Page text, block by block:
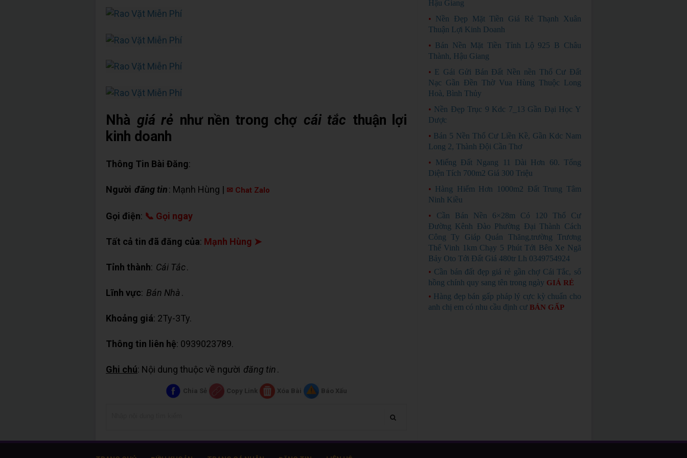
Nhà giá rẻ như nền trong chợ cái tắc thuận lợi
kinh doanh
Thông Tin Bài Đăng:
Người đăng tin: Mạnh Hùng | ✉ Chat Zalo
Gọi điện: 📞 Gọi ngay
Tất cả tin đã đăng của: Mạnh Hùng ➤
Tỉnh thành: Cái Tắc.
Lĩnh vực: Bán Nhà .
Khoảng giá: 2Ty-3Ty.
Thông tin liên hệ: 0939023789.
Ghi chú: Nội dung thuộc về người đăng tin.
Chia Sẻ Copy Link Xóa Bài Báo Xấu
Hậu Giang
• Nền Đẹp Mặt Tiền Giá Rẻ Thạnh Xuân
Thuận Lợi Kinh Doanh
• Bán Nền Mặt Tiền Tỉnh Lộ 925 B Châu
Thành, Hậu Giang
• E Gái Gửi Bán Đất Nền nền Thổ Cư Đất
Nạc Gần Đền Thờ Vua Hùng Thuộc Long
Hoà, Bình Thủy
• Nền Đẹp Trục 9 Kdc 7_13 Gần Đại Học Y
Dược
• Bán 5 Nền Thổ Cư Liền Kề, Gần Kdc Nam
Long 2, Thành Đội Cần Thơ
• Miếng Đất Ngang 11 Dài Hơn 60. Tổng
Diện Tích 700m2 Giá 300 Triệu
• Hàng Hiếm Hơn 1000m2 Đất Trung Tâm
Ninh Kiều
• Cần Bán Nền 6×28m Có 120 Thổ Cư
Đường Kênh Đào Phường Đại Thành Cách
Công Ty Giáp Quán Thăng,trường Trương
Thế Vinh 1km Chạy 5 Phút Tới Bên Xe Ngã
Bảy Oto Tới Đất Giá 480tr Lh 0349754924
• Cần bán đất đẹp giá rẻ gần chợ Cái Tắc, sổ
hồng chính quy sang tên trong ngày GIÁ RẺ
• Hàng đẹp bán gấp pháp lý cực kỳ chuẩn cho
anh chị em có nhu cầu định cư BÁN GẤP